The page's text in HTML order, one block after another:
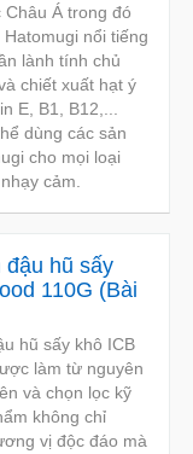
Á trong đó
nổi tiếng
lành tính chủ
chiết xuất hạt ý
E, B1, B12,...
dùng các sản
cho mọi loại
cảm.
đậu hũ sấy
110G (Bài
hũ sấy khô ICB
làm từ nguyên
và chọn lọc kỹ
không chỉ
vị độc đáo mà